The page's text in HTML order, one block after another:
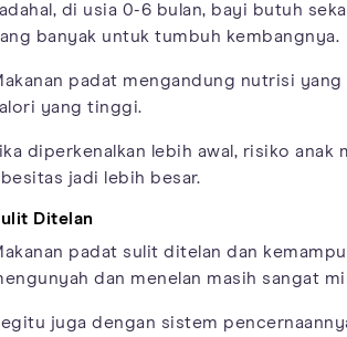
di usia 0-6 bulan, bayi butuh
banyak untuk tumbuh kembangnya.
padat mengandung nutrisi
yang tinggi.
diperkenalkan lebih awal, risiko anak
jadi lebih besar.
Ditelan
padat sulit ditelan dan
dan menelan masih sangat
juga dengan sistem